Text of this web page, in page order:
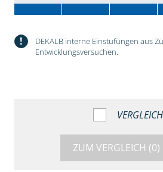
!
DEKALB interne Einstufungen aus
Entwicklungsversuchen.
ZUM VERGLEICH (0)